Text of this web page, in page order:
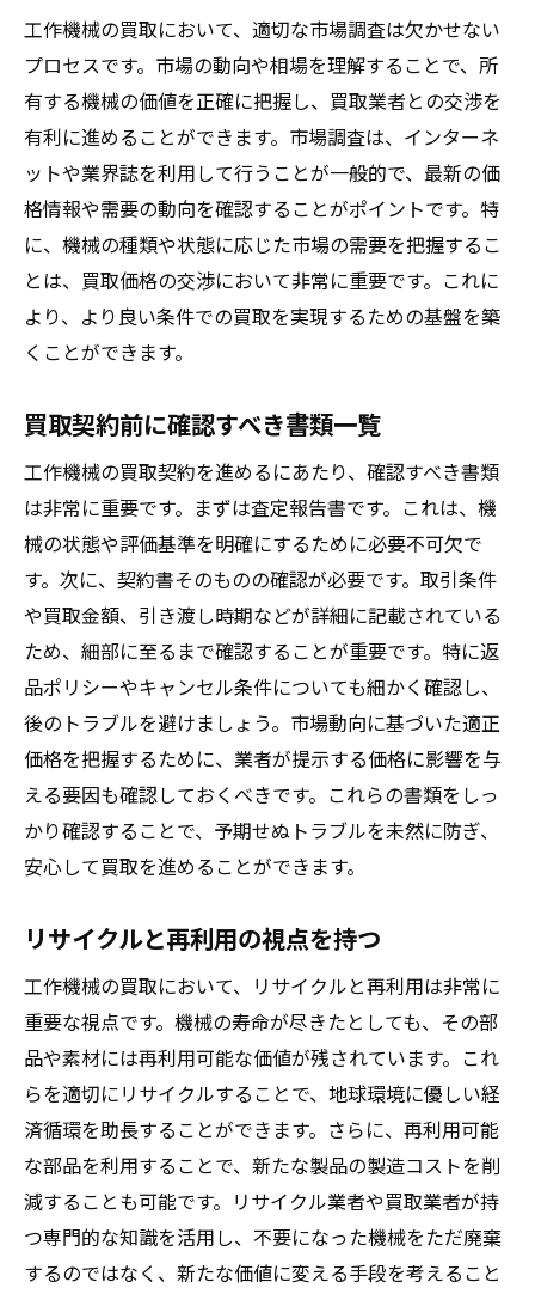
必要書類を事前に準備するメリット
査定結果に対する交渉術
スムーズな取引を実現する信頼関係の構築
買取成功の秘訣は適切な計画と準備にあり
成功する買取のための戦略的プラン
市場動向に基づいた売却タイミングの見極
め
事前準備が取引結果に与える影響
取引後のフォローアップで後悔を防ぐ
成功事例から学ぶ買取のポイント
工作機械の買取において、適切な市場調査は欠かせない
プロセスです。市場の動向や相場を理解することで、所
有する機械の価値を正確に把握し、買取業者との交渉を
有利に進めることができます。市場調査は、インターネ
ットや業界誌を利用して行うことが一般的で、最新の価
格情報や需要の動向を確認することがポイントです。特
に、機械の種類や状態に応じた市場の需要を把握するこ
とは、買取価格の交渉において非常に重要です。これに
より、より良い条件での買取を実現するための基盤を築
くことができます。
買取契約前に確認すべき書類一覧
工作機械の買取契約を進めるにあたり、確認すべき書類
は非常に重要です。まずは査定報告書です。これは、機
械の状態や評価基準を明確にするために必要不可欠で
す。次に、契約書そのものの確認が必要です。取引条件
や買取金額、引き渡し時期などが詳細に記載されている
ため、細部に至るまで確認することが重要です。特に返
品ポリシーやキャンセル条件についても細かく確認し、
後のトラブルを避けましょう。市場動向に基づいた適正
価格を把握するために、業者が提示する価格に影響を与
える要因も確認しておくべきです。これらの書類をしっ
かり確認することで、予期せぬトラブルを未然に防ぎ、
安心して買取を進めることができます。
リサイクルと再利用の視点を持つ
工作機械の買取において、リサイクルと再利用は非常に
重要な視点です。機械の寿命が尽きたとしても、その部
品や素材には再利用可能な価値が残されています。これ
らを適切にリサイクルすることで、地球環境に優しい経
済循環を助長することができます。さらに、再利用可能
な部品を利用することで、新たな製品の製造コストを削
減することも可能です。リサイクル業者や買取業者が持
つ専門的な知識を活用し、不要になった機械をただ廃棄
するのではなく、新たな価値に変える手段を考えること